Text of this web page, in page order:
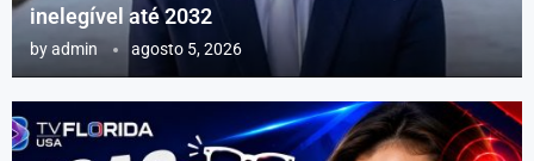
inelegível até 2032
byadmin agosto 5, 2026